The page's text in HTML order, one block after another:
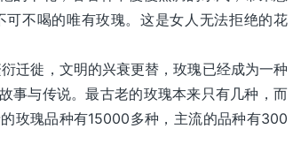
不喝的唯有玫瑰。这是女人无法拒绝的花
迁徙，文明的兴衰更替，玫瑰已经成为一种
事与传说。最古老的玫瑰本来只有几种，而
玫瑰品种有15000多种，主流的品种有300